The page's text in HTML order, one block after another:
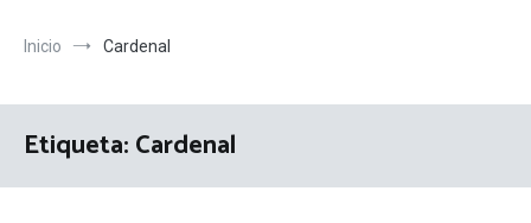
Inicio Cardenal
Etiqueta:Cardenal